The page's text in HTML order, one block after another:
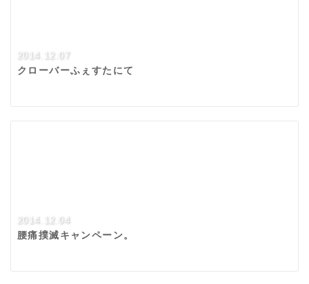
2014.12.07
クローバーふぇすたにて
2014.12.04
腰痛撲滅キャンペーン。